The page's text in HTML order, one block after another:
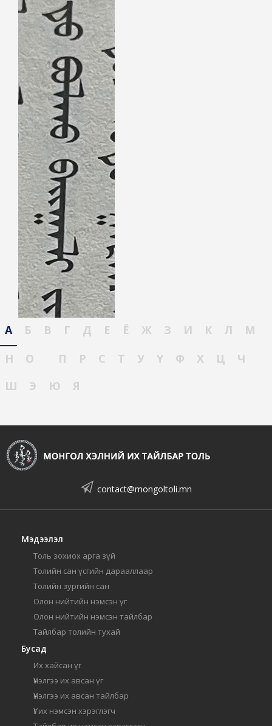
А Б В Г Д Е Ё Ж З И К Л
М
Н
О П Р С Т У Ү Ф Х Ц
Ч
Ш
Э Ю Я
contact@mongoltoli.mn
Мэдээлэл
Толь зохиох арга зүй
Толийн сан үсгийн дарааллаар
Толийн зургийн сан
Олон нийтийн нэмсэн үг
Олон нийтийн нэмсэн тайлбар
Тайлбар толийн тухай
Бусад
Их хайсан үг
Үнэлгээ их авсан үг
Үнэлгээ их авсан тайлбар
Үг их нэмсэн хэрэглэгч